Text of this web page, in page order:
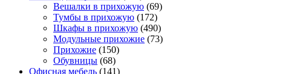
Вешалки в прихожую (69)
Тумбы в прихожую (172)
Шкафы в прихожую (490)
Модульные прихожие (73)
Прихожие (150)
Обувницы (68)
Офисная мебель (141)